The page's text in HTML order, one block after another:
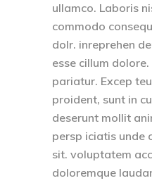
ullamco. Laboris
commodo
dolr. inreprehen
esse cillum
pariatur. Excep
proident, sunt in
deserunt mollit
persp iciatis unde
sit. voluptatem
doloremque